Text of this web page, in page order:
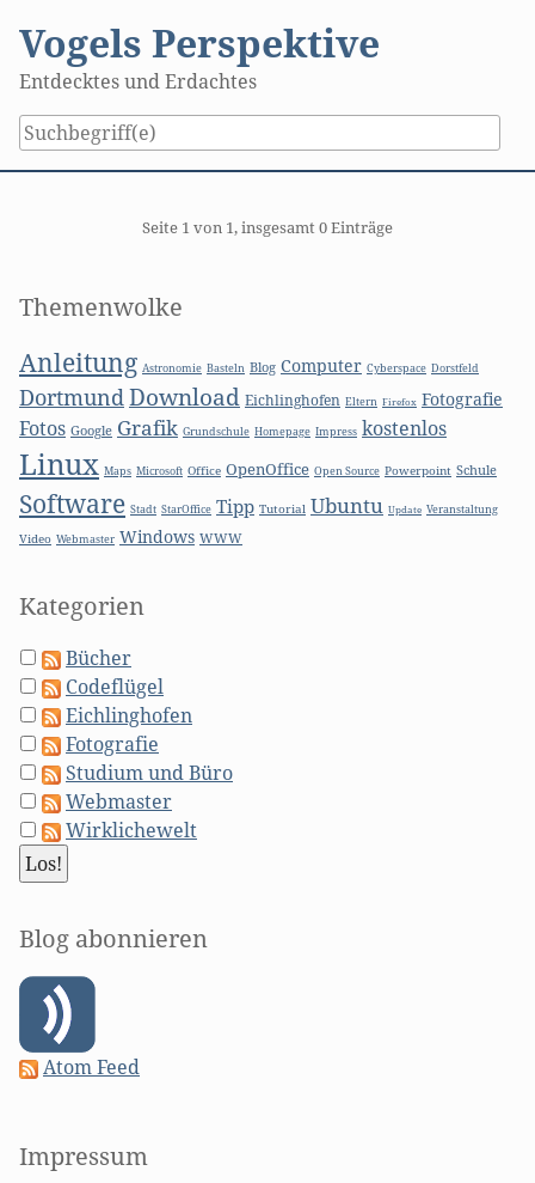
content
Vogels Perspektive
Entdecktes und Erdachtes
PaginationSeite 1 von 1, insgesamt 0 Einträge
Seitenleiste
Themenwolke
Anleitung Astronomie Basteln Blog Computer Cyberspace Dorstfeld
DortmundDownload Eichlinghofen Eltern Firefox Fotografie
Fotos Google Grafik Grundschule Homepage Impress kostenlos
Linux Maps Microsoft Office OpenOffice Open Source Powerpoint Schule
Software Stadt StarOffice Tipp Tutorial Ubuntu Update Veranstaltung
Video Webmaster Windows WWW
Kategorien
Bücher
Codeflügel
Eichlinghofen
Fotografie
Studium und Büro
Webmaster
Wirklichewelt
Blog abonnieren
Atom Feed
Impressum